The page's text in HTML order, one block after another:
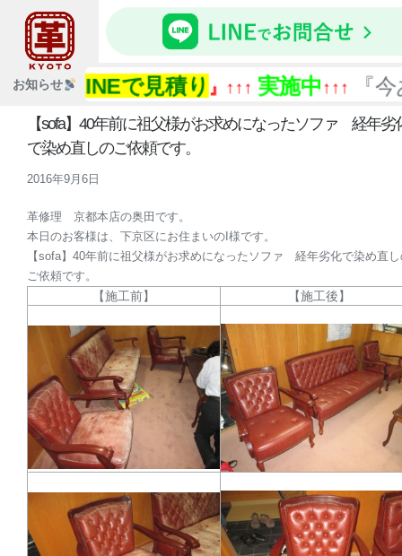
お知らせ
『LINEで見積り』↑↑↑ 実施中↑↑↑『今あ
【sofa】40年前に祖父様がお求めになったソファ 経年劣
で染め直しのご依頼です。
2016年9月6日
革修理 京都本店の奥田です。
本日のお客様は、下京区にお住まいのI様です。
【sofa】40年前に祖父様がお求めになったソファ 経年劣化で染め直
ご依頼です。
【施工前】 【施工後】